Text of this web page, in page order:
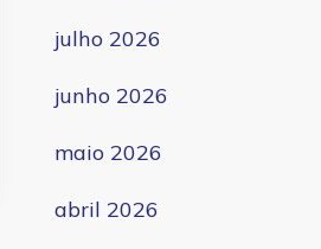
julho 2026
junho 2026
maio 2026
abril 2026